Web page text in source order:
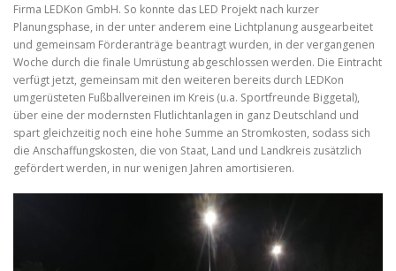
Firma LEDKon GmbH. So konnte das LED Projekt nach kurzer
Planungsphase, in der unter anderem eine Lichtplanung ausgearbeitet
und gemeinsam Förderanträge beantragt wurden, in der vergangenen
Woche durch die finale Umrüstung abgeschlossen werden. Die Eintracht
verfügt jetzt, gemeinsam mit den weiteren bereits durch LEDKon
umgerüsteten Fußballvereinen im Kreis (u.a. Sportfreunde Biggetal),
über eine der modernsten Flutlichtanlagen in ganz Deutschland und
spart gleichzeitig noch eine hohe Summe an Stromkosten, sodass sich
die Anschaffungskosten, die von Staat, Land und Landkreis zusätzlich
gefördert werden, in nur wenigen Jahren amortisieren.